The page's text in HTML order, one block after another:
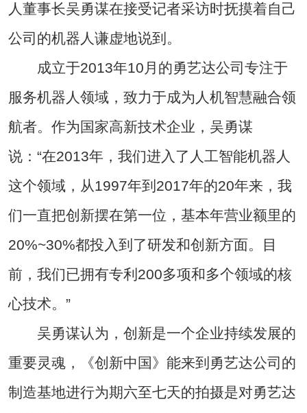
人董事长吴勇谋在接受记者采访时抚摸着自己
公司的机器人谦虚地说到。
成立于2013年10月的勇艺达公司专注于
服务机器人领域，致力于成为人机智慧融合领
航者。作为国家高新技术企业，吴勇谋
说：“在2013年，我们进入了人工智能机器人
这个领域，从1997年到2017年的20年来，我
们一直把创新摆在第一位，基本年营业额里的
20%~30%都投入到了研发和创新方面。目
前，我们已拥有专利200多项和多个领域的核
心技术。”
吴勇谋认为，创新是一个企业持续发展的
重要灵魂，《创新中国》能来到勇艺达公司的
制造基地进行为期六至七天的拍摄是对勇艺达